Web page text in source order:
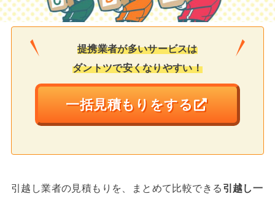
提携業者が多いサービスは
ダントツで安くなりやすい！
一括見積もりをする
引越し業者の見積もりを、まとめて比較できる 引越し一